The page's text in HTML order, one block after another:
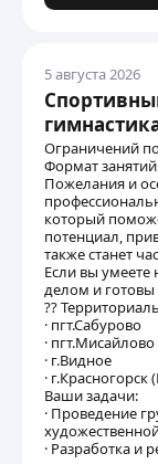
5 августа 2026
Ограничений
Формат
Пожелания и
который
потенциал,
также станет
Если вы умеете
делом и
??
· пгт.Сабурово
· пгт.Мисайлово
· г.Видное
·
Ваши задачи:
· Проведение
· Разработка и